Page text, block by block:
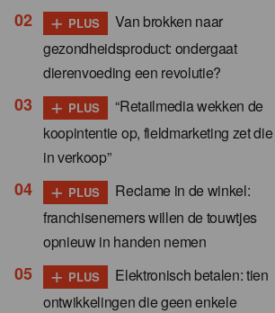
+ PLUS
Van brokken naar
gezondheidsproduct: ondergaat
dierenvoeding een revolutie?
+ PLUS
“Retailmedia wekken de
koopintentie op, fieldmarketing zet
in verkoop”
+ PLUS
Reclame in de winkel:
franchisenemers willen de touwtjes
opnieuw in handen nemen
+ PLUS
Elektronisch betalen: tien
ontwikkelingen die geen enkele